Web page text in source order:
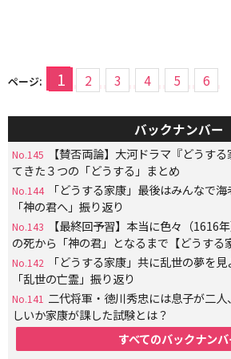
ページ: 1 2 3 4 5 6
バックナンバー
No.145
【賛否両論】大河ドラマ『どうす
てきた３つの「どうする」まとめ
No.144
「どうする家康」最後はみんなで
「神の君へ」振り返り
No.143
【最終回予習】本当に色々（1616
の死から「神の君」となるまで【どうする
No.142
「どうする家康」共に乱世の夢を
「乱世の亡霊」振り返り
No.141 二代将軍・徳川秀忠には息子が二
しいか家康が課した試験とは？
すべてのバックナンバ